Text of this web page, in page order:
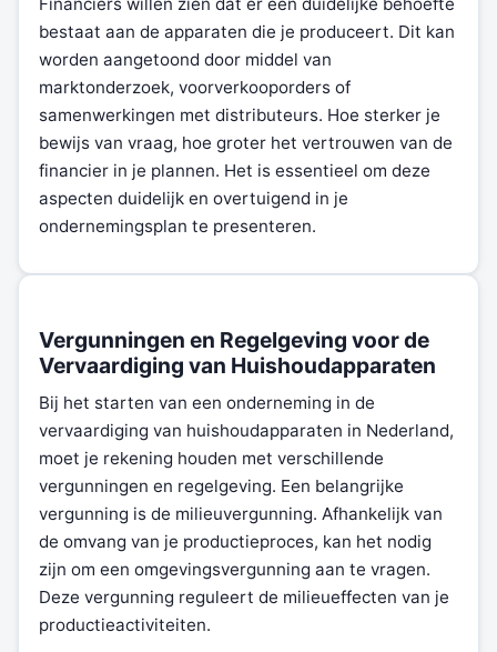
bestaat aan de apparaten die je produceert. Dit kan
worden aangetoond door middel van
marktonderzoek, voorverkooporders of
samenwerkingen met distributeurs. Hoe sterker je
bewijs van vraag, hoe groter het vertrouwen van de
financier in je plannen. Het is essentieel om deze
aspecten duidelijk en overtuigend in je
ondernemingsplan te presenteren.
Vergunningen en Regelgeving voor de
Vervaardiging van Huishoudapparaten
Bij het starten van een onderneming in de
vervaardiging van huishoudapparaten in Nederland,
moet je rekening houden met verschillende
vergunningen en regelgeving. Een belangrijke
vergunning is de milieuvergunning. Afhankelijk van
de omvang van je productieproces, kan het nodig
zijn om een omgevingsvergunning aan te vragen.
Deze vergunning reguleert de milieueffecten van je
productieactiviteiten.